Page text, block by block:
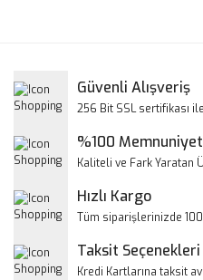
Ürün resmi kalitesiz,
Ürün bilgilerinde hatalar
Bu ürüne benzer farklı
Güvenli Alışveriş
256 Bit SSL sertifikası
%100 Memnuniyet
Kaliteli ve Fark Yaratan
Hızlı Kargo
Tüm siparişlerinizde
Taksit Seçenekleri
Kredi Kartlarına taksit